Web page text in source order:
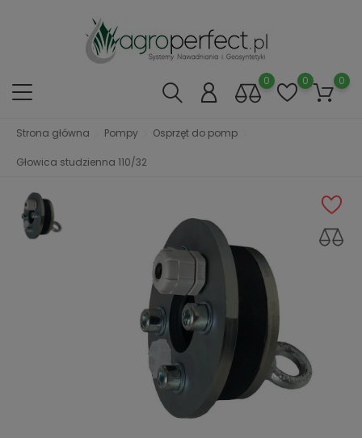
0 0 0
Strona główna Pompy Osprzęt do pomp
Głowica studzienna 110/32